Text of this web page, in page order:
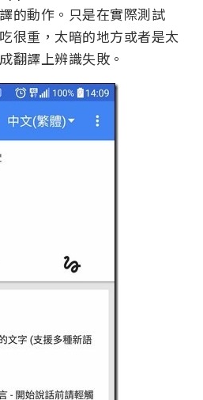
的動作。只是在實際測試
很重，太暗的地方或者是太
翻譯上辨識失敗。